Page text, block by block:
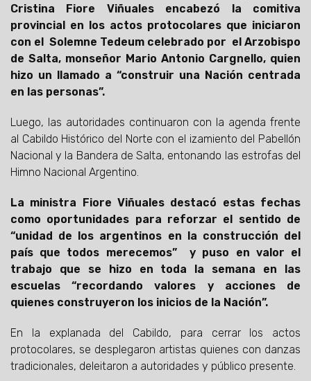
Cristina Fiore Viñuales encabezó la comitiva
provincial en los actos protocolares que iniciaron
con el Solemne Tedeum celebrado por el Arzobispo
de Salta, monseñor Mario Antonio Cargnello, quien
hizo un llamado a “construir una Nación centrada
en las personas”.
Luego, las autoridades continuaron con la agenda frente
al Cabildo Histórico del Norte con el izamiento del Pabellón
Nacional y la Bandera de Salta, entonando las estrofas del
Himno Nacional Argentino.
La ministra Fiore Viñuales destacó estas fechas
como oportunidades para reforzar el sentido de
“unidad de los argentinos en la construcción del
país que todos merecemos” y puso en valor el
trabajo que se hizo en toda la semana en las
escuelas “recordando valores y acciones de
quienes construyeron los inicios de la Nación”.
En la explanada del Cabildo, para cerrar los actos
protocolares, se desplegaron artistas quienes con danzas
tradicionales, deleitaron a autoridades y público presente.